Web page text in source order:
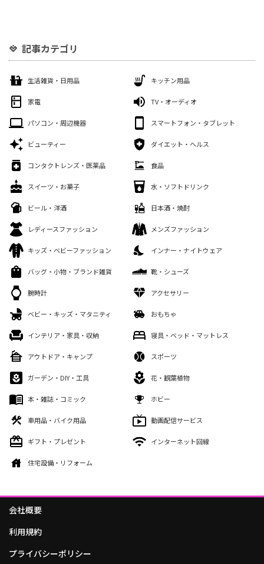
記事カテゴリ
生活雑貨・日用品 キッチン用品
家電 TV・オーディオ
パソコン・周辺機器 スマートフォン・タブレット
ビューティー ダイエット・ヘルス
コンタクトレンズ・医薬品 食品
スイーツ・お菓子 水・ソフトドリンク
ビール・洋酒 日本酒・焼酎
レディースファッション メンズファッション
キッズ・ベビーファッション インナー・ナイトウェア
バッグ・小物・ブランド雑貨 靴・シューズ
腕時計 アクセサリー
ベビー・キッズ・マタニティ おもちゃ
インテリア・家具・収納 寝具・ベッド・マットレス
アウトドア・キャンプ スポーツ
ガーデン・DIY・工具 花・観葉植物
本・雑誌・コミック ホビー
車用品・バイク用品 動画配信サービス
ギフト・プレゼント インターネット回線
住宅設備・リフォーム
会社概要
利用規約
プライバシーポリシー